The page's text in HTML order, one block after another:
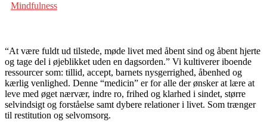
Mindfulness
“At være fuldt ud tilstede, møde livet med åbent sind og åbent hjerte
og tage del i øjeblikket uden en dagsorden.” Vi kultiverer iboende
ressourcer som: tillid, accept, barnets nysgerrighed, åbenhed og
kærlig venlighed. Denne “medicin” er for alle der ønsker at lære at
leve med øget nærvær, indre ro, frihed og klarhed i sindet, større
selvindsigt og forståelse samt dybere relationer i livet. Som trænger
til restitution og selvomsorg.